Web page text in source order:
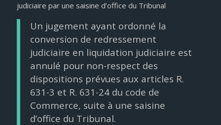
judiciaire par une saisine d’office du Tribunal
Un jugement ayant ordonné la
conversion de redressement
judiciaire en liquidation judiciaire est
annulé pour non-respect des
dispositions prévues aux articles R.
631-3 et R. 631-24 du code de
Commerce, suite à une saisine
d’office du Tribunal.